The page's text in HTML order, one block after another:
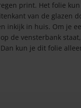
print. Het folie kun
van de glazen
in huis. Om je
de vensterbank
kun je dit folie